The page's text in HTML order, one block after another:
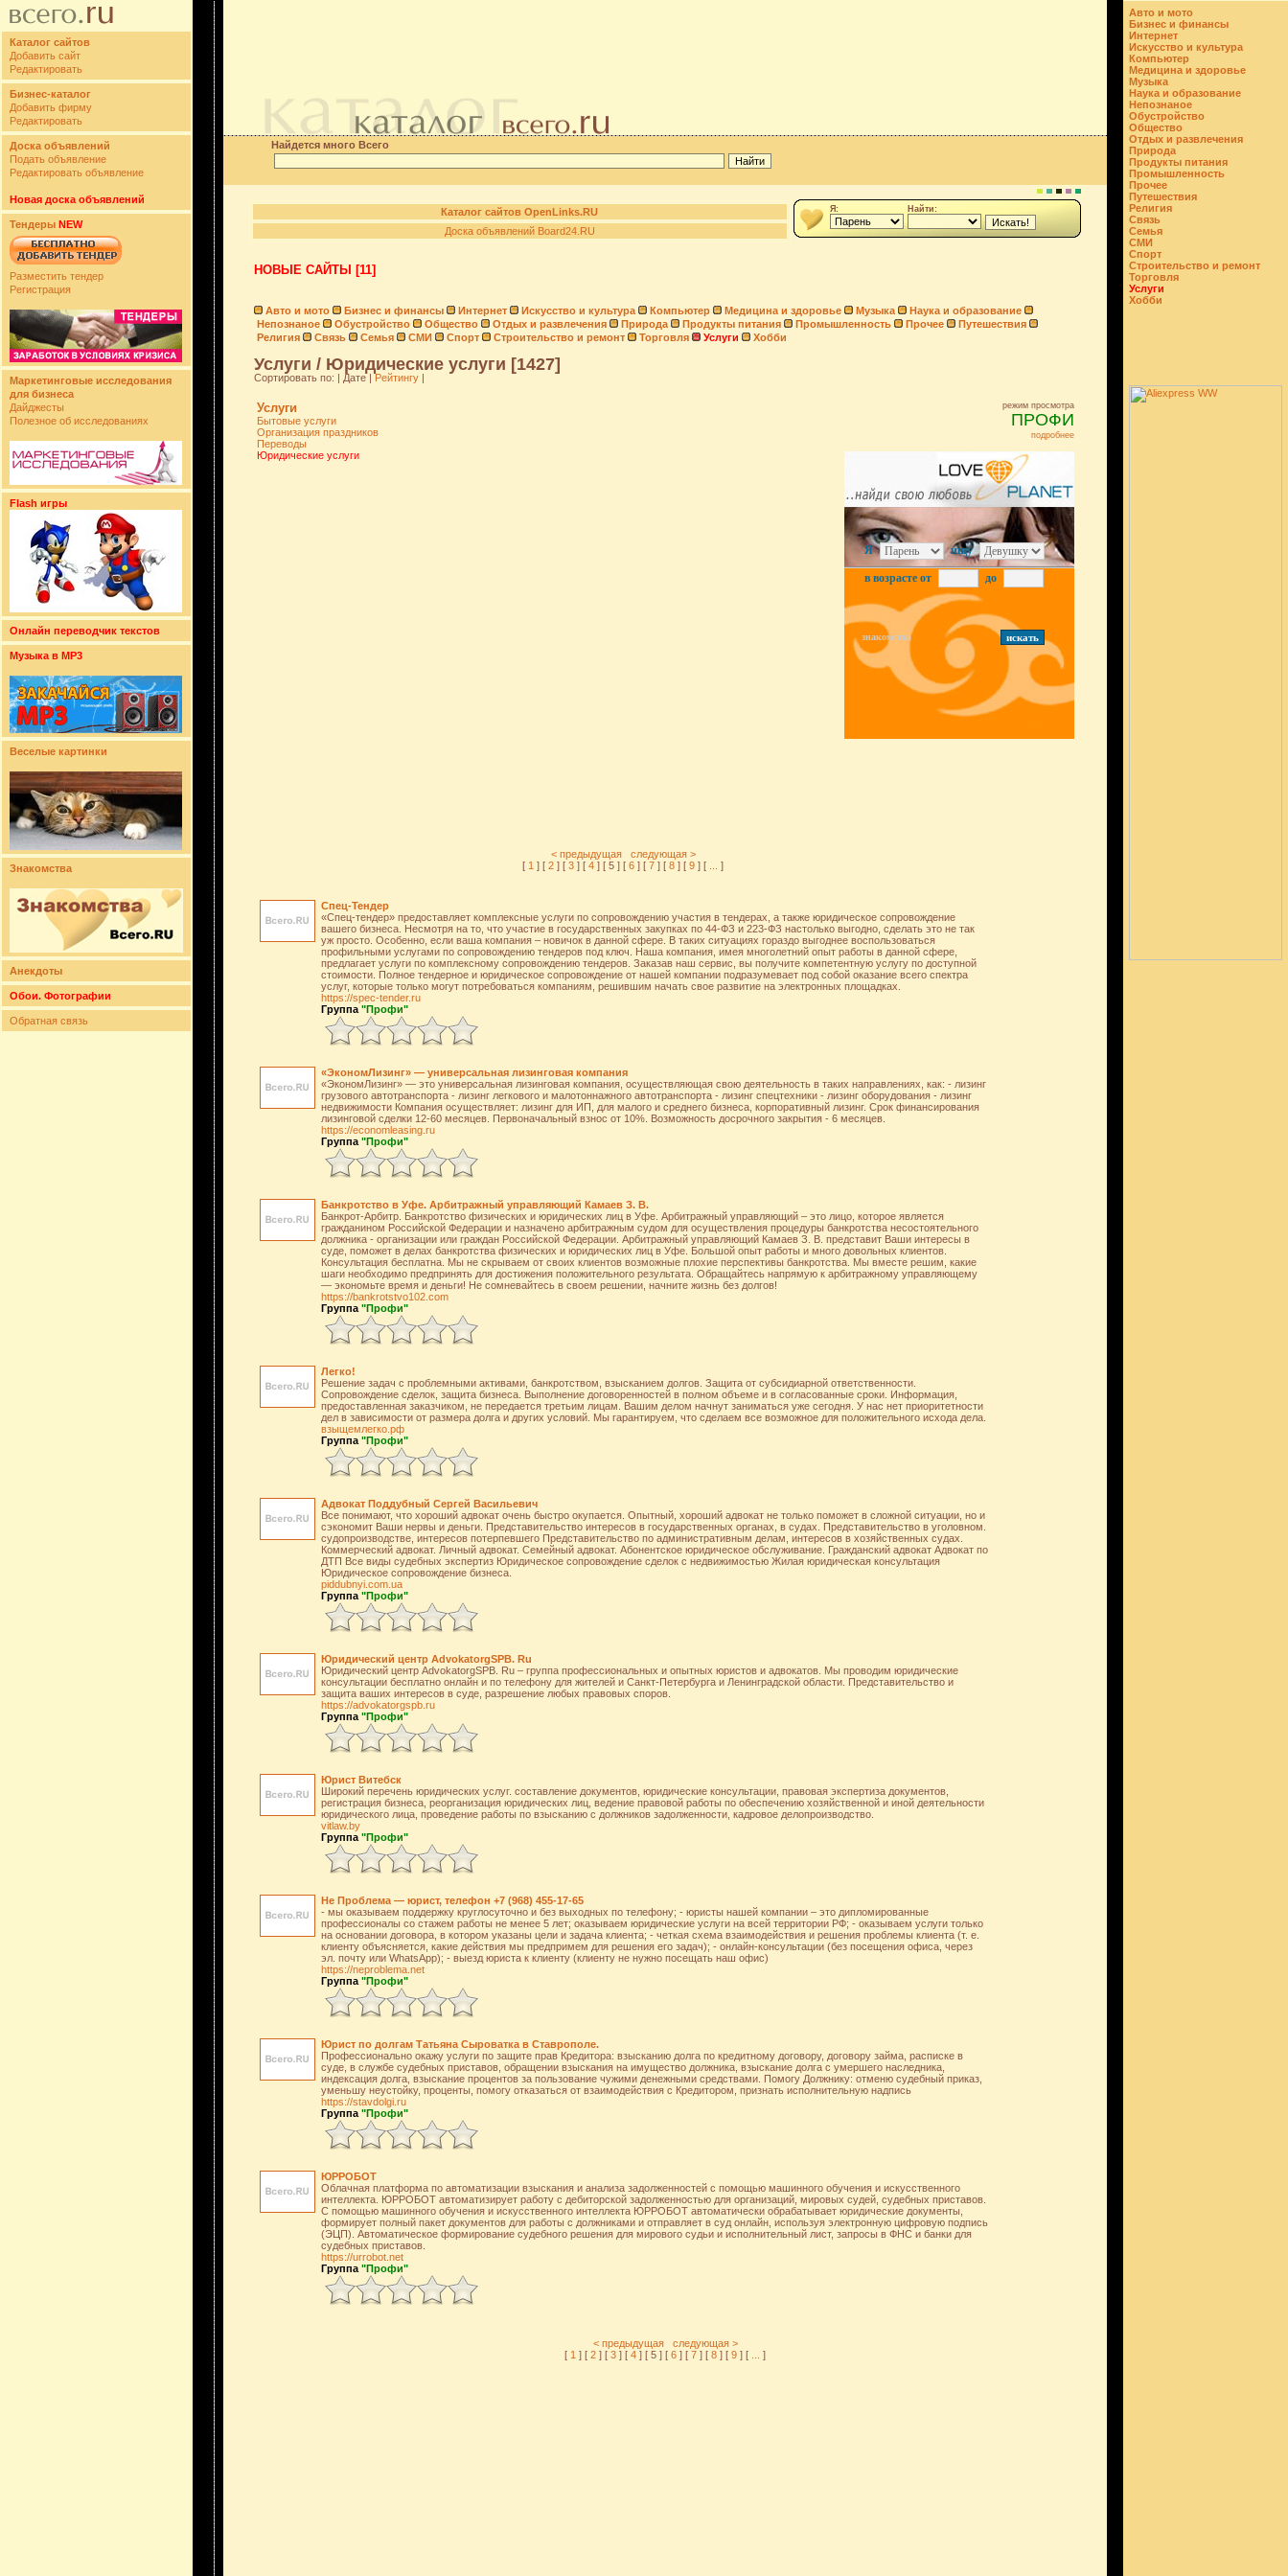
Каталог сайтов
Добавить сайт
Редактировать
Бизнес-каталог
Добавить фирму
Редактировать
Доска объявлений
Подать объявление
Редактировать объявление
Новая доска объявлений
Тендеры NEW
Разместить тендер
Регистрация
Маркетинговые исследования
для бизнеса
Дайджесты
Полезное об исследованиях
Flash игры
Онлайн переводчик текстов
Музыка в MP3
Веселые картинки
Знакомства
Анекдоты
Обои. Фотографии
Обратная связь
Авто и мото
Бизнес и финансы
Интернет
Искусство и культура
Компьютер
Медицина и здоровье
Музыка
Наука и образование
Непознаное
Обустройство
Общество
Отдых и развлечения
Природа
Продукты питания
Промышленность
Прочее
Путешествия
Религия
Связь
Семья
СМИ
Спорт
Строительство и ремонт
Торговля
Услуги
Хобби
Найдется много Всего
Каталог сайтов OpenLinks.RU
Доска объявлений Board24.RU
Я: Найти:
НОВЫЕ САЙТЫ [11]
Авто и мото Бизнес и финансы Интернет Искусство и культура Компьютер Медицина и здоровье Музыка
Наука и образование
Непознаное
Обустройство Общество Отдых и развлечения Природа Продукты питания Промышленность Прочее
Путешествия
Религия
Связь Семья СМИ Спорт Строительство и ремонт Торговля Услуги Хобби
Услуги / Юридические услуги [1427]
Сортировать по: | Дате |Рейтингу|
Услуги
Бытовые услуги
Организация праздников
Переводы
Юридические услуги
режим просмотра
ПРОФИ
подробнее
Я ищу
в возрасте от до
знакомства
< предыдущая
следующая >
[ 1 ] [ 2 ] [ 3 ] [ 4 ] [ 5 ] [ 6 ] [ 7 ] [ 8 ] [ 9 ] [ ]
Спец-Тендер
«Спец-тендер» предоставляет комплексные услуги по сопровождению участия в тендерах, а также юридическое сопровождение
вашего бизнеса. Несмотря на то, что участие в государственных закупках по 44-ФЗ и 223-ФЗ настолько выгодно, сделать это не так
уж просто. Особенно, если ваша компания – новичок в данной сфере. В таких ситуациях гораздо выгоднее воспользоваться
профильными услугами по сопровождению тендеров под ключ. Наша компания, имея многолетний опыт работы в данной сфере,
предлагает услуги по комплексному сопровождению тендеров. Заказав наш сервис, вы получите компетентную услугу по доступной
стоимости. Полное тендерное и юридическое сопровождение от нашей компании подразумевает под собой оказание всего спектра
услуг, которые только могут потребоваться компаниям, решившим начать свое развитие на электронных площадках.
https://spec-tender.ru
Группа "Профи"
«ЭкономЛизинг» — универсальная лизинговая компания
«ЭкономЛизинг» — это универсальная лизинговая компания, осуществляющая свою деятельность в таких направлениях, как: - лизинг
грузового автотранспорта - лизинг легкового и малотоннажного автотранспорта - лизинг спецтехники - лизинг оборудования - лизинг
недвижимости Компания осуществляет: лизинг для ИП, для малого и среднего бизнеса, корпоративный лизинг. Срок финансирования
лизинговой сделки 12-60 месяцев. Первоначальный взнос от 10%. Возможность досрочного закрытия - 6 месяцев.
https://economleasing.ru
Группа "Профи"
Банкротство в Уфе. Арбитражный управляющий Камаев З. В.
Банкрот-Арбитр. Банкротство физических и юридических лиц в Уфе. Арбитражный управляющий – это лицо, которое является
гражданином Российской Федерации и назначено арбитражным судом для осуществления процедуры банкротства несостоятельного
должника - организации или граждан Российской Федерации. Арбитражный управляющий Камаев З. В. представит Ваши интересы в
суде, поможет в делах банкротства физических и юридических лиц в Уфе. Большой опыт работы и много довольных клиентов.
Консультация бесплатна. Мы не скрываем от своих клиентов возможные плохие перспективы банкротства. Мы вместе решим, какие
шаги необходимо предпринять для достижения положительного результата. Обращайтесь напрямую к арбитражному управляющему
— экономьте время и деньги! Не сомневайтесь в своем решении, начните жизнь без долгов!
https://bankrotstvo102.com
Группа "Профи"
Легко!
Решение задач с проблемными активами, банкротством, взысканием долгов. Защита от субсидиарной ответственности.
Сопровождение сделок, защита бизнеса. Выполнение договоренностей в полном объеме и в согласованные сроки. Информация,
предоставленная заказчиком, не передается третьим лицам. Вашим делом начнут заниматься уже сегодня. У нас нет приоритетности
дел в зависимости от размера долга и других условий. Мы гарантируем, что сделаем все возможное для положительного исхода дела.
взыщемлегко.рф
Группа "Профи"
Адвокат Поддубный Сергей Васильевич
Все понимают, что хороший адвокат очень быстро окупается. Опытный, хороший адвокат не только поможет в сложной ситуации, но и
сэкономит Ваши нервы и деньги. Представительство интересов в государственных органах, в судах. Представительство в уголовном.
судопроизводстве, интересов потерпевшего Представительство по административным делам, интересов в хозяйственных судах.
Коммерческий адвокат. Личный адвокат. Семейный адвокат. Абонентское юридическое обслуживание. Гражданский адвокат Адвокат по
ДТП Все виды судебных экспертиз Юридическое сопровождение сделок с недвижимостью Жилая юридическая консультация
Юридическое сопровождение бизнеса.
piddubnyi.com.ua
Группа "Профи"
Юридический центр AdvokatorgSPB. Ru
Юридический центр AdvokatorgSPB. Ru – группа профессиональных и опытных юристов и адвокатов. Мы проводим юридические
консультации бесплатно онлайн и по телефону для жителей и Санкт-Петербурга и Ленинградской области. Представительство и
защита ваших интересов в суде, разрешение любых правовых споров.
https://advokatorgspb.ru
Группа "Профи"
Юрист Витебск
Широкий перечень юридических услуг. составление документов, юридические консультации, правовая экспертиза документов,
регистрация бизнеса, реорганизация юридических лиц, ведение правовой работы по обеспечению хозяйственной и иной деятельности
юридического лица, проведение работы по взысканию с должников задолженности, кадровое делопроизводство.
vitlaw.by
Группа "Профи"
Не Проблема — юрист, телефон +7 (968) 455-17-65
- мы оказываем поддержку круглосуточно и без выходных по телефону; - юристы нашей компании – это дипломированные
профессионалы со стажем работы не менее 5 лет; оказываем юридические услуги на всей территории РФ; - оказываем услуги только
на основании договора, в котором указаны цели и задача клиента; - четкая схема взаимодействия и решения проблемы клиента (т. е.
клиенту объясняется, какие действия мы предпримем для решения его задач); - онлайн-консультации (без посещения офиса, через
эл. почту или WhatsApp); - выезд юриста к клиенту (клиенту не нужно посещать наш офис)
https://neproblema.net
Группа "Профи"
Юрист по долгам Татьяна Сыроватка в Ставрополе.
Профессионально окажу услуги по защите прав Кредитора: взысканию долга по кредитному договору, договору займа, расписке в
суде, в службе судебных приставов, обращении взыскания на имущество должника, взыскание долга с умершего наследника,
индексация долга, взыскание процентов за пользование чужими денежными средствами. Помогу Должнику: отменю судебный приказ,
уменьшу неустойку, проценты, помогу отказаться от взаимодействия с Кредитором, признать исполнительную надпись
https://stavdolgi.ru
Группа "Профи"
ЮРРОБОТ
Облачная платформа по автоматизации взыскания и анализа задолженностей с помощью машинного обучения и искусственного
интеллекта. ЮРРОБОТ автоматизирует работу с дебиторской задолженностью для организаций, мировых судей, судебных приставов.
С помощью машинного обучения и искусственного интеллекта ЮРРОБОТ автоматически обрабатывает юридические документы,
формирует полный пакет документов для работы с должниками и отправляет в суд онлайн, используя электронную цифровую подпись
(ЭЦП). Автоматическое формирование судебного решения для мирового судьи и исполнительный лист, запросы в ФНС и банки для
судебных приставов.
https://urrobot.net
Группа "Профи"
< предыдущая
следующая >
[ 1 ] [ 2 ] [ 3 ] [ 4 ] [ 5 ] [ 6 ] [ 7 ] [ 8 ] [ 9 ] [ ]